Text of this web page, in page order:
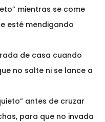
mientras se come
esté mendigando
de casa cuando
no salte ni se lance a
antes de cruzar
para que no invada